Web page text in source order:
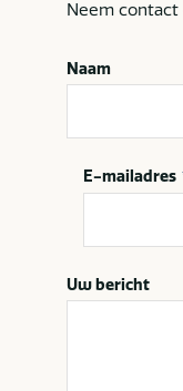
Neem
Naam
E-mailadres
Uw bericht